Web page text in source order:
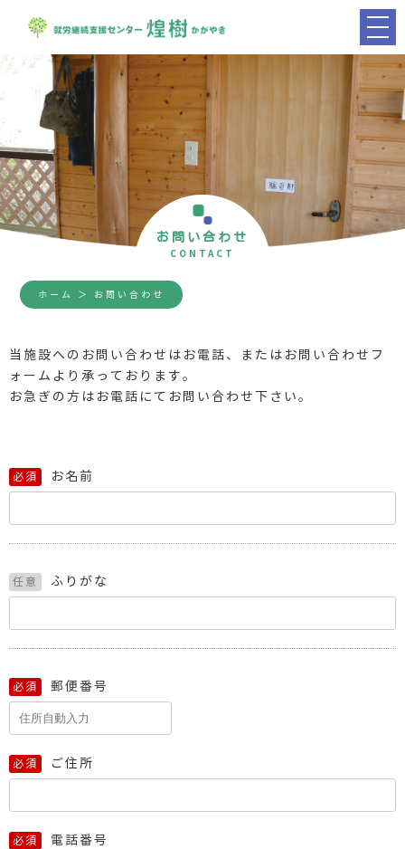
お問い合わせ
CONTACT
ホーム ＞ お問い合わせ
当施設へのお問い合わせはお電話、またはお問い合わせフ
ォームより承っております。
お急ぎの方はお電話にてお問い合わせ下さい。
必須 お名前
任意 ふりがな
必須 郵便番号
必須 ご住所
必須 電話番号